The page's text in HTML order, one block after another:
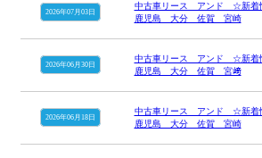
2026年07月03日
中古車リース アンド ☆新
鹿児島 大分 佐賀 宮崎
2026年06月30日
中古車リース アンド ☆新
鹿児島 大分 佐賀 宮﨑
2026年06月18日
中古車リース アンド ☆新
鹿児島 大分 佐賀 宮崎